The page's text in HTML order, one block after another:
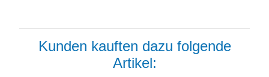
Kunden kauften dazu folgende
Artikel: